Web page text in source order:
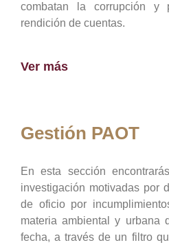
combatan la corrupción y
rendición de cuentas.
Ver más
Gestión PAOT
En esta sección
investigación motivadas por
de oficio por
materia ambiental y urbana
fecha, a través de un filtro